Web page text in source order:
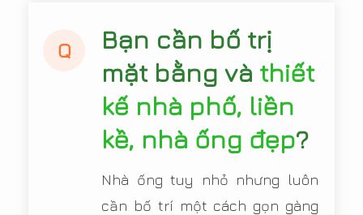
Q
Bạn cần bố trị
mặt bằng và thiết
kế nhà phố, liền
kề, nhà ống đẹp?
Nhà ống tuy nhỏ nhưng luôn
cần bố trí một cách gọn gàng